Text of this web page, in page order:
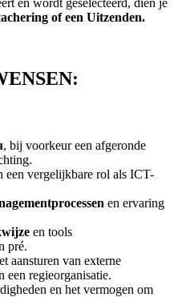
en wordt geselecteerd, dien je
of een Uitzenden.
, bij voorkeur een afgeronde
een vergelijkbare rol als ICT-
en ervaring
en tools
pré.
aansturen van externe
een regieorganisatie.
en het vermogen om